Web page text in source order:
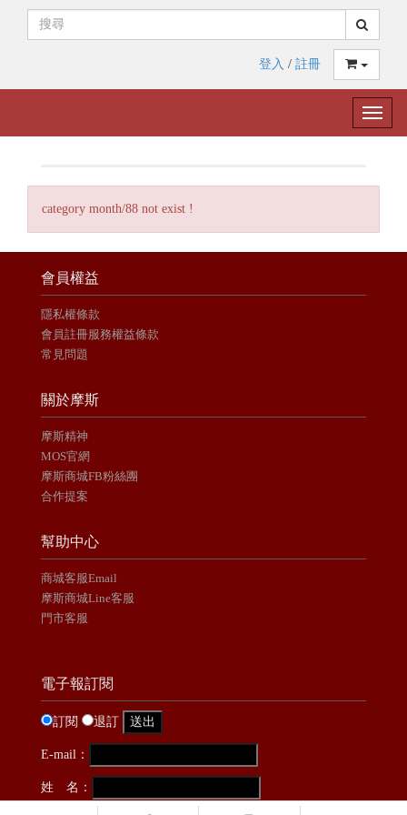
登入 / 註冊
Toggle
category month/88 not exist !
會員權益
隱私權條款
會員註冊服務權益條款
常見問題
關於摩斯
摩斯精神
MOS官網
摩斯商城FB粉絲團
合作提案
幫助中心
商城客服Email
摩斯商城Line客服
門市客服
電子報訂閱
訂閱 退訂
E-mail：
姓 名：